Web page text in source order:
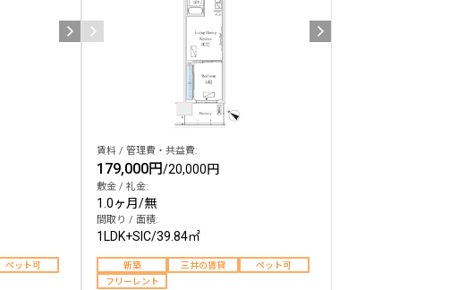
ペット可
賃料 / 管理費・共益費:
179,000円/20,000円
敷金 / 礼金:
1.0ヶ月/無
間取り / 面積:
1LDK+SIC/39.84㎡
新築 三井の賃貸
ペット可
フリーレント